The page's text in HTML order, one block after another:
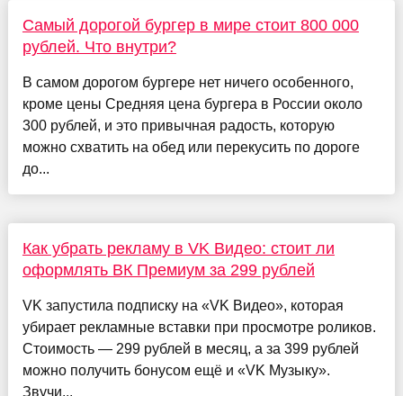
Самый дорогой бургер в мире стоит 800 000
рублей. Что внутри?
В самом дорогом бургере нет ничего особенного,
кроме цены Средняя цена бургера в России около
300 рублей, и это привычная радость, которую
можно схватить на обед или перекусить по дороге
до...
Как убрать рекламу в VK Видео: стоит ли
оформлять ВК Премиум за 299 рублей
VK запустила подписку на «VK Видео», которая
убирает рекламные вставки при просмотре роликов.
Стоимость — 299 рублей в месяц, а за 399 рублей
можно получить бонусом ещё и «VK Музыку».
Звучи...